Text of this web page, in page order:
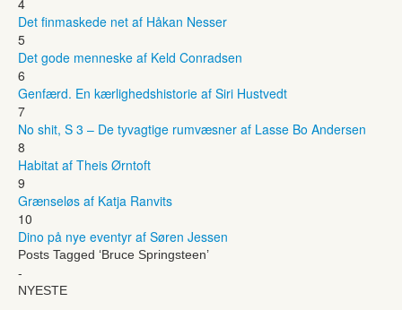
Det finmaskede net af Håkan Nesser
5
Det gode menneske af Keld Conradsen
6
Genfærd. En kærlighedshistorie af Siri Hustvedt
7
No shit, S 3 – De tyvagtige rumvæsner af Lasse Bo Andersen
8
Habitat af Theis Ørntoft
9
Grænseløs af Katja Ranvits
10
Dino på nye eventyr af Søren Jessen
Posts Tagged ‘Bruce Springsteen’
-
NYESTE